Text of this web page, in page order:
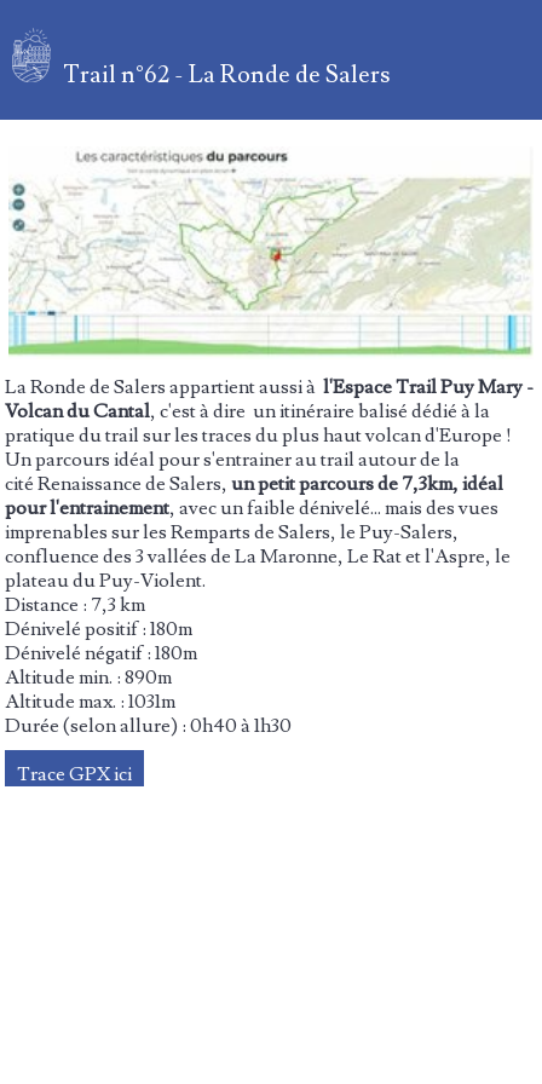
Trail n°62 - La Ronde de Salers
La Ronde de Salers appartient aussi àl'Espace Trail Puy Mary -
Volcan du Cantal, c'est à dire un itinéraire balisé dédié à la
pratique du trail sur les traces du plus haut volcan d'Europe !
Un parcours idéal pour s'entrainer au trail autour de la
cité Renaissance de Salers,un petit parcours de 7,3km, idéal
pour l'entrainement, avec un faible dénivelé... mais des vues
imprenables sur les Remparts de Salers, le Puy-Salers,
confluence des 3 vallées de La Maronne, Le Rat et l'Aspre, le
plateau du Puy-Violent.
Distance : 7,3 km
Dénivelé positif : 180m
Dénivelé négatif : 180m
Altitude min. : 890m
Altitude max. : 1031m
Durée (selon allure) : 0h40 à 1h30
Trace GPX ici